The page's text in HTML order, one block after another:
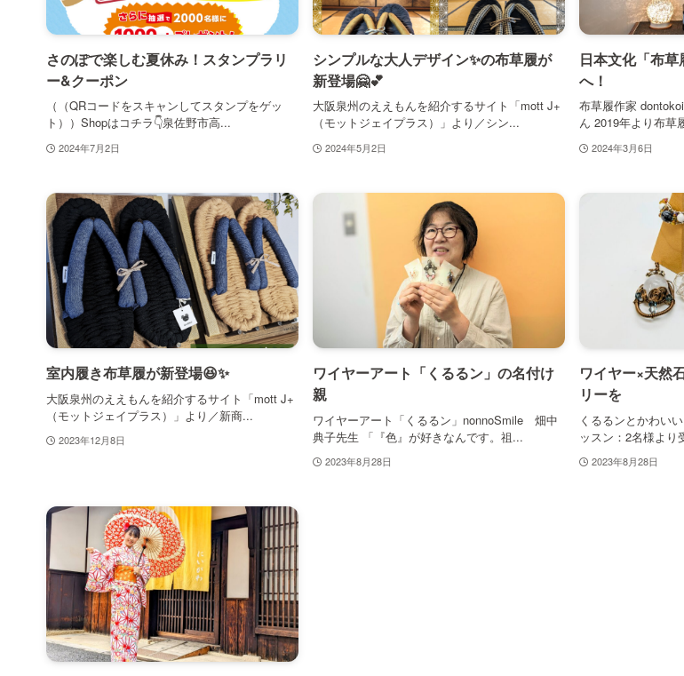
さのぽで楽しむ夏休み！スタンプラリ
ー&クーポン
（（QRコードをスキャンしてスタンプをゲッ
ト））Shopはコチラ👇泉佐野市高...
2024年7月2日
シンプルな大人デザイン✨の布草履が
新登場🤗💕
大阪泉州のええもんを紹介するサイト「mott J+
（モットジェイプラス）」より／シン...
2024年5月2日
日本文化「布
へ！
布草履作家
ん 2019年より布草
2024年3月6日
室内履き布草履が新登場😆✨
大阪泉州のええもんを紹介するサイト「mott J+
（モットジェイプラス）」より／新商...
2023年12月8日
ワイヤーアート「くるるン」の名付け
親
ワイヤーアート「くるるン」nonnoSmile 畑中
典子先生 「『色』が好きなんです。祖...
2023年8月28日
ワイヤー×天然
リーを
くるるンとかわい
ッスン：2名様より
2023年8月28日